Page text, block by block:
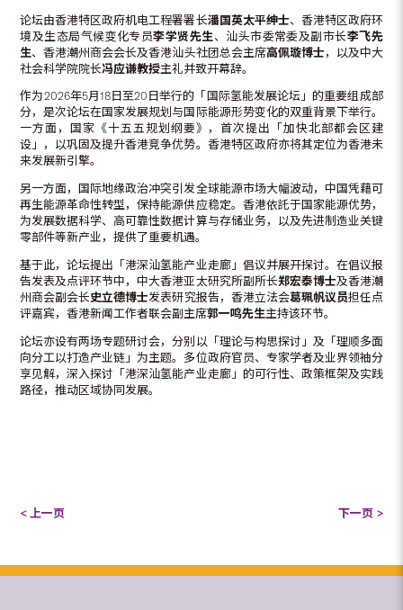
论坛由香港特区政府机电工程署署长潘国英太平绅士、香港特区政府环
境及生态局气候变化专员李学贤先生 、汕头市委常委及副市长李飞先
生、香港潮州商会会长及香港汕头社团总会主席高佩璇博士，以及中大
社会科学院院长冯应谦教授主礼并致开幕辞。
作为2026年5月18日至20日举行的「国际氢能发展论坛」的重要组成部
分，是次论坛在国家发展规划与国际能源形势变化的双重背景下举行。
一方面，国家《十五五规划纲要》，首次提出「加快北部都会区建
设」，以巩固及提升香港竞争优势。香港特区政府亦将其定位为香港未
来发展新引擎。
另一方面，国际地缘政治冲突引发全球能源市场大幅波动，中国凭藉可
再生能源革命性转型，保持能源供应稳定。香港依託于国家能源优势，
为发展数据科学、高可靠性数据计算与存储业务，以及先进制造业关键
零部件等新产业，提供了重要机遇。
基于此，论坛提出「港深汕氢能产业走廊」倡议并展开探讨。在倡议报
告发表及点评环节中，中大香港亚太研究所副所长郑宏泰博士及香港潮
州商会副会长史立德博士发表研究报告，香港立法会葛珮帆议员担任点
评嘉宾，香港新闻工作者联会副主席郭一鸣先生主持该环节。
论坛亦设有两场专题研讨会，分别以「理论与构思探讨」及「理顺多面
向分工以打造产业链」为主题。多位政府官员、专家学者及业界领袖分
享见解，深入探讨「港深汕氢能产业走廊」的可行性、政策框架及实践
路径，推动区域协同发展。
< 上一页 下一页 >